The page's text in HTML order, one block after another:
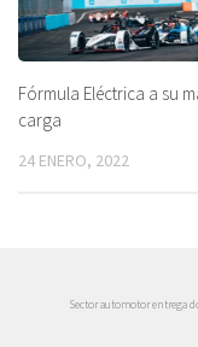
Fórmula Eléctrica a su
carga
24 ENERO, 2022
Sector automotor entrega